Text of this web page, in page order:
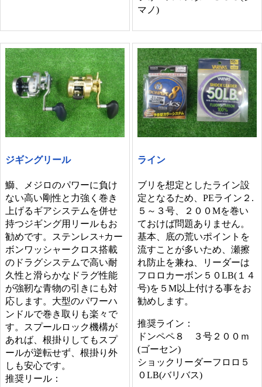
マノ)
ジギングリール
鰤、メジロのパワーに負け
ない高い剛性と力強く巻き
上げるギアシステムを併せ
持つジギング用リールもお
勧めです。ステンレス+カー
ボンワッシャークロス搭載
のドラグシステムで高い耐
久性と滑らかなドラグ性能
が強靭な青物の引きにも対
応します。大型のパワーハ
ンドルで巻き取りも楽々で
す。スプールロック機構が
あれば、根掛りしてもスプ
ールが逆転せず、根掛り外
しも安心です。
推奨リール：
ライン
ブリを想定としたライン設
定となるため、PEライン２.
５～３号、２００Mを巻い
ておけば問題ありません。
基本、底の荒いポイントを
流すことが多いため、瀬擦
れ防止を兼ね、リーダーは
フロロカーボン５０LB(１４
号)を５M以上付ける事をお
勧めします。
推奨ライン：
ドンペペ８ ３号２００ｍ
(ゴーセン)
ショックリーダーフロロ５
０LB(バリバス)